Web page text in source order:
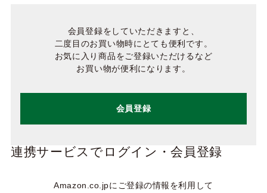
会員登録をしていただきますと、
二度目のお買い物時にとても便利です。
お気に入り商品をご登録いただけるなど
お買い物が便利になります。
会員登録
連携サービスでログイン・会員登録
Amazon.co.jpにご登録の情報を利用して